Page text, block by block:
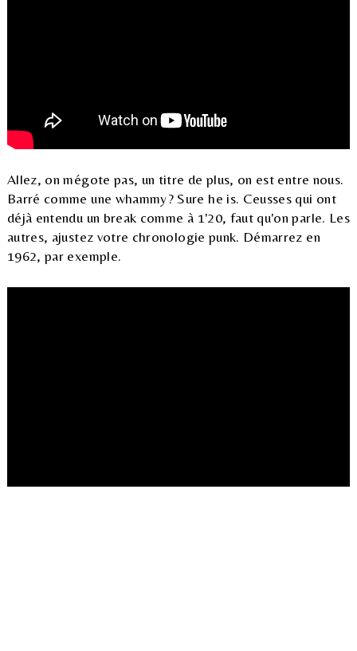
Allez, on mégote pas, un titre de plus, on est entre nous.
Barré comme une whammy? Sure he is. Ceusses qui ont
déjà entendu un break comme à 1'20, faut qu'on parle. Les
autres, ajustez votre chronologie punk. Démarrez en
1962, par exemple.